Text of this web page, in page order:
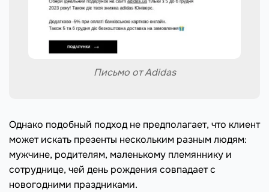
Письмо от Adidas
Однако подобный подход не предполагает, что клиент
может искать презенты нескольким разным людям:
мужчине, родителям, маленькому племяннику и
сотруднице, чей день рождения совпадает с
новогодними праздниками.